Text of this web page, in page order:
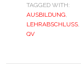
TAGGED WITH:
AUSBILDUNG,
LEHRABSCHLUSS,
QV